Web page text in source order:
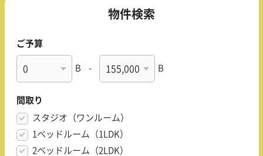
物件検索
ご予算
B - B
間取り
スタジオ（ワンルーム）
1ベッドルーム（1LDK）
2ベッドルーム（2LDK）